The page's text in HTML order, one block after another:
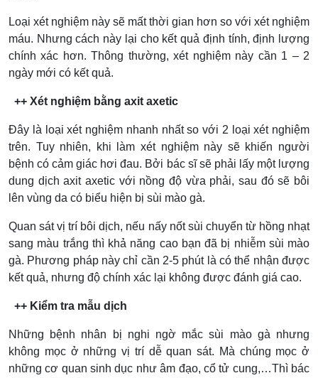
Loại xét nghiệm này sẽ mất thời gian hơn so với xét nghiệm
máu. Nhưng cách này lại cho kết quả định tính, định lượng
chính xác hơn. Thông thường, xét nghiệm này cần 1 – 2
ngày mới có kết quả.
++ Xét nghiệm bằng axit axetic
Đây là loại xét nghiệm nhanh nhất so với 2 loại xét nghiệm
trên. Tuy nhiên, khi làm xét nghiệm này sẽ khiến người
bệnh có cảm giác hơi đau. Bởi bác sĩ sẽ phải lấy một lượng
dung dịch axit axetic với nồng độ vừa phải, sau đó sẽ bôi
lên vùng da có biểu hiện bị sùi mào gà.
Quan sát vị trí bôi dịch, nếu nấy nốt sùi chuyển từ hồng nhạt
sang màu trắng thì khả năng cao bạn đã bị nhiễm sùi mào
gà. Phương pháp này chỉ cần 2-5 phút là có thể nhận được
kết quả, nhưng độ chính xác lại không được đánh giá cao.
++ Kiểm tra mẫu dịch
Những bệnh nhân bị nghi ngờ mắc sùi mào gà nhưng
không mọc ở những vị trí dễ quan sát. Mà chúng mọc ở
những cơ quan sinh dục như âm đạo, cổ tử cung,…Thì bác